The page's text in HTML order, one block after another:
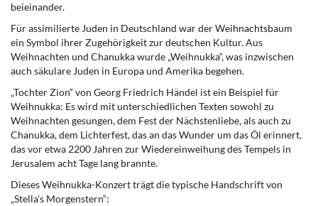
beieinander.
Für assimilierte Juden in Deutschland war der Weihnachtsbaum
ein Symbol ihrer Zugehörigkeit zur deutschen Kultur. Aus
Weihnachten und Chanukka wurde „Weihnukka“, was inzwischen
auch säkulare Juden in Europa und Amerika begehen.
„Tochter Zion“ von Georg Friedrich Händel ist ein Beispiel für
Weihnukka: Es wird mit unterschiedlichen Texten sowohl zu
Weihnachten gesungen, dem Fest der Nächstenliebe, als auch zu
Chanukka, dem Lichterfest, das an das Wunder um das Öl erinnert,
das vor etwa 2200 Jahren zur Wiedereinweihung des Tempels in
Jerusalem acht Tage lang brannte.
Dieses Weihnukka-Konzert trägt die typische Handschrift von
„Stella's Morgenstern“: